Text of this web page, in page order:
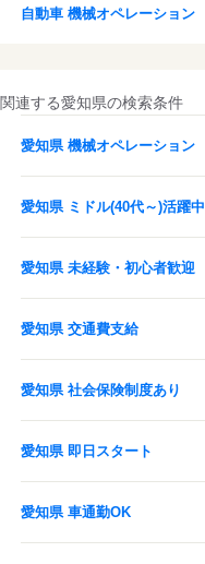
自動車 機械オペレーション
関連する愛知県の検索条件
愛知県 機械オペレーション
愛知県 ミドル(40代～)活躍中
愛知県 未経験・初心者歓迎
愛知県 交通費支給
愛知県 社会保険制度あり
愛知県 即日スタート
愛知県 車通勤OK